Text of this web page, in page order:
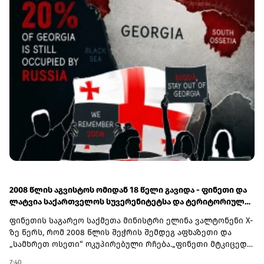
განაცხადა ბილგერმა.მინისტრის თქმით, მთავრობა ასევე
განიხილავს დროებითი გამონაკლისების დაწესებას
კვირაობითა და უქმე დღეებში სატვირთო ავტომობილების
მოძრაობის აკრძალვაზე იმ ტვირთებისთვის, რომლებზეც
შექმნილმა ვითარებამ ყველაზე მეტად იმოქმედა.მისივე
ინფორმაციით, ამ საკითხზე უკვე გაიმართა
კონსულტაციები გერმანიის 16 ფედერალური მიწის
ტრანსპორტის მინისტრებთან და, მისი შეფასებით, ყველა
მათგანი მზად არის საჭიროების შემთხვევაში დროებით
შეაჩეროს შესაბამისი შეზღუდვები.
2008 წლის აგვისტოს ომიდან 18 წელი გავიდა - ფინეთი და
ლატვია საქართველოს სუვერენიტეტსა და ტერიტორიულ
ფინეთის საგარეო საქმეთა მინისტრი ელინა ვალტონენი X-
ზე წერს, რომ 2008 წლის შეჭრის შემდეგ აფხაზეთი და
„სამხრეთ ოსეთი“ ოკუპირებული რჩება.„ფინეთი მტკიცედ